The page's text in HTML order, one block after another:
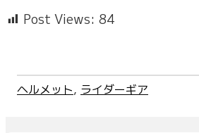
Post Views: 84
ヘルメット, ライダーギア